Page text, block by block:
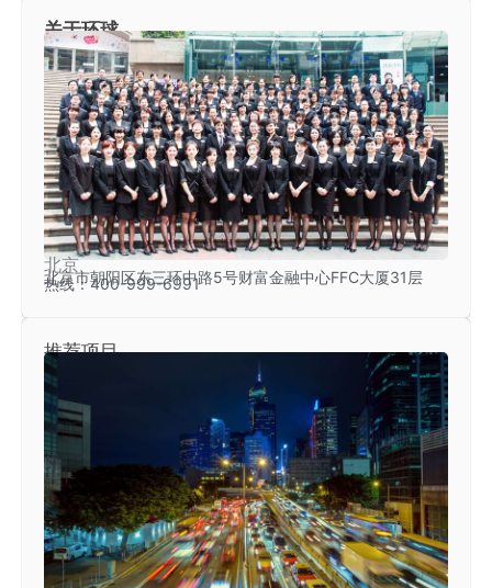
关于环球
北京
北京市朝阳区东三环中路5号财富金融中心FFC大厦31层
热线：400-999-6991
推荐项目